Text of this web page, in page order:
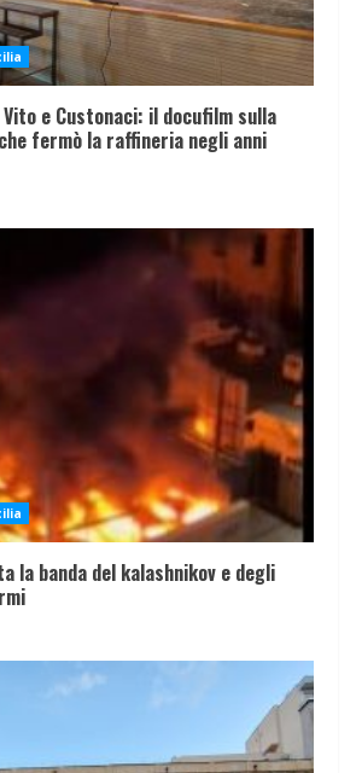
e Custonaci: il docufilm sulla
fermò la raffineria negli anni
la banda del kalashnikov e degli